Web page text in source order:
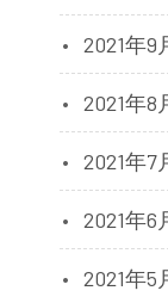
2021年9
2021年8
2021年7
2021年6
2021年5